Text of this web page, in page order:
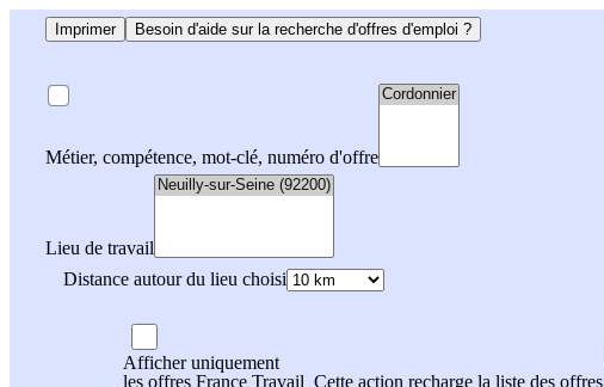
Imprimer Besoin d'aide sur la recherche d'offres d'emploi ?
Métier, compétence, mot-clé, numéro d'offre
Lieu de travail
Distance autour du lieu choisi
Afficher uniquement
les offres France Travail Cette action recharge la liste des offres